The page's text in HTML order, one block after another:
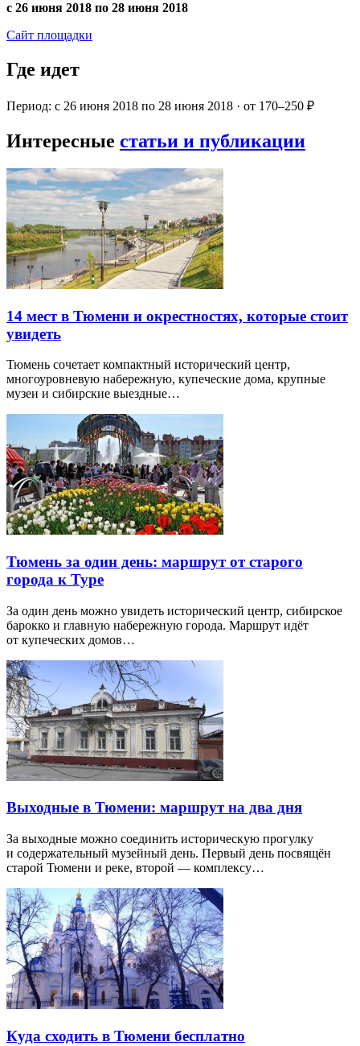
с 26 июня 2018 по 28 июня 2018
Сайт площадки
Где идет
Период: с 26 июня 2018 по 28 июня 2018 · от 170–250 ₽
Интересные статьи и публикации
14 мест в Тюмени и окрестностях, которые стоит
увидеть
Тюмень сочетает компактный исторический центр,
многоуровневую набережную, купеческие дома, крупные
музеи и сибирские выездные…
Тюмень за один день: маршрут от старого
города к Туре
За один день можно увидеть исторический центр, сибирское
барокко и главную набережную города. Маршрут идёт
от купеческих домов…
Выходные в Тюмени: маршрут на два дня
За выходные можно соединить историческую прогулку
и содержательный музейный день. Первый день посвящён
старой Тюмени и реке, второй — комплексу…
Куда сходить в Тюмени бесплатно